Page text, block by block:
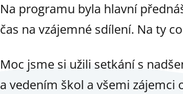
Na programu byla hlavní
čas na vzájemné sdílení. Na ty
Moc jsme si užili setkání s
a vedením škol a všemi zájemci